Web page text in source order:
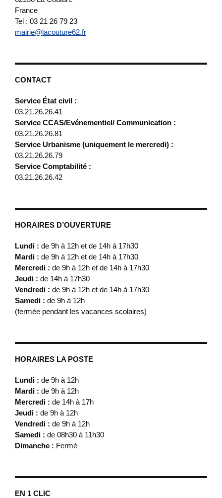
France
Tel : 03 21 26 79 23
mairie@lacouture62.fr
CONTACT
Service État civil :
03.21.26.26.41
Service CCAS/Evénementiel/ Communication :
03.21.26.26.81
Service Urbanisme (uniquement le mercredi) :
03.21.26.26.79
Service Comptabilité :
03.21.26.26.42
HORAIRES D’OUVERTURE
Lundi : de 9h à 12h et de 14h à 17h30
Mardi : de 9h à 12h et de 14h à 17h30
Mercredi : de 9h à 12h et de 14h à 17h30
Jeudi : de 14h à 17h30
Vendredi : de 9h à 12h et de 14h à 17h30
Samedi : de 9h à 12h
(fermée pendant les vacances scolaires)
HORAIRES LA POSTE
Lundi : de 9h à 12h
Mardi : de 9h à 12h
Mercredi : de 14h à 17h
Jeudi : de 9h à 12h
Vendredi : de 9h à 12h
Samedi : de 08h30 à 11h30
Dimanche : Fermé
EN 1 CLIC